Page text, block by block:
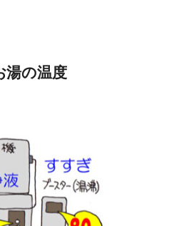
湯の温度